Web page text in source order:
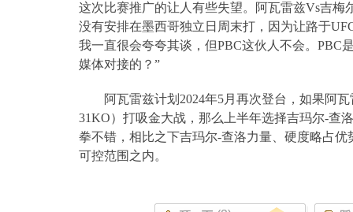
这次比赛推广的让人有些失望。阿瓦雷兹Vs吉梅
没有安排在墨西哥独立日周末打，因为让路于
我一直很会夸夸其谈，但PBC这伙人不会。 PBC
媒体对接的？”
阿瓦雷兹计划 2024年5月再次登台，如果阿
31KO）打吸金大战，那么上半年选择吉玛尔-查
拳不错，相比之下吉玛尔-查洛力量、硬度略占优
可控范围之内。